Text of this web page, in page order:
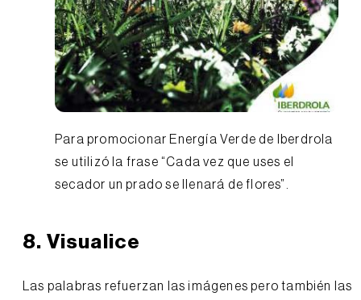
Para promocionar Energía Verde de Iberdrola
se utilizó la frase “Cada vez que uses el
secador un prado se llenará de flores”.
8. Visualice
Las palabras refuerzan las imágenes pero también las